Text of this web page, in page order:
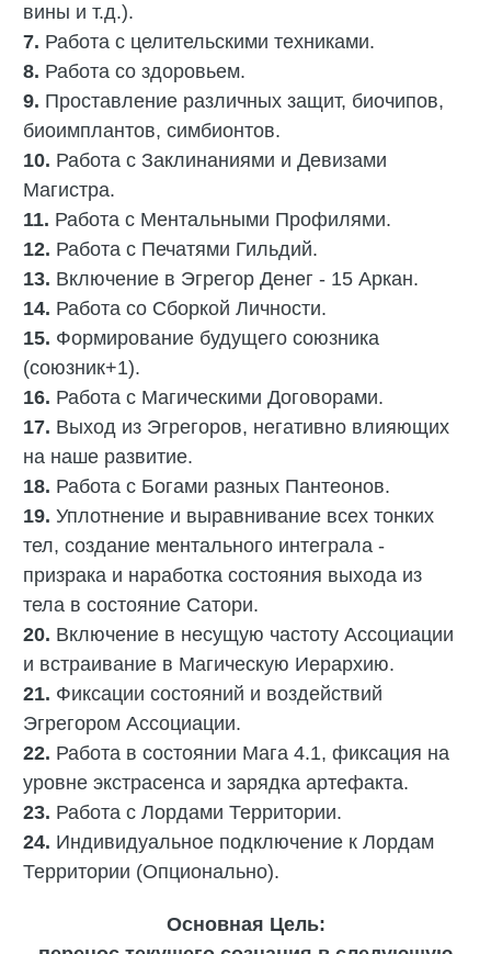
вины и т.д.).
7. Работа с целительскими техниками.
8. Работа со здоровьем.
9. Проставление различных защит, биочипов,
биоимплантов, симбионтов.
10. Работа с Заклинаниями и Девизами
Магистра.
11. Работа с Ментальными Профилями.
12. Работа с Печатями Гильдий.
13. Включение в Эгрегор Денег - 15 Аркан.
14. Работа со Сборкой Личности.
15. Формирование будущего союзника
(союзник+1).
16. Работа с Магическими Договорами.
17. Выход из Эгрегоров, негативно влияющих
на наше развитие.
18. Работа с Богами разных Пантеонов.
19. Уплотнение и выравнивание всех тонких
тел, создание ментального интеграла -
призрака и наработка состояния выхода из
тела в состояние Сатори.
20. Включение в несущую частоту Ассоциации
и встраивание в Магическую Иерархию.
21. Фиксации состояний и воздействий
Эгрегором Ассоциации.
22. Работа в состоянии Мага 4.1, фиксация на
уровне экстрасенса и зарядка артефакта.
23. Работа с Лордами Территории.
24. Индивидуальное подключение к Лордам
Территории (Опционально).
Основная Цель: